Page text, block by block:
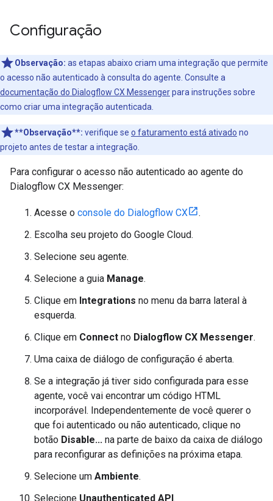
Configuração
Observação: as etapas abaixo criam uma integração que permite
o acesso não autenticado à consulta do agente. Consulte a
documentação do Dialogflow CX Messengerpara instruções sobre
como criar uma integração autenticada.
**Observação**: verifique se o faturamento está ativado no
projeto antes de testar a integração.
Para configurar o acesso não autenticado ao agente do
Dialogflow CX Messenger:
Acesse o console do Dialogflow CX
.
Escolha seu projeto do Google Cloud.
Selecione seu agente.
Selecione a guia Manage.
Clique em Integrations no menu da barra lateral à
esquerda.
Clique em Connect no Dialogflow CX Messenger.
Uma caixa de diálogo de configuração é aberta.
Se a integração já tiver sido configurada para esse
agente, você vai encontrar um código HTML
incorporável. Independentemente de você querer o
que foi autenticado ou não autenticado, clique no
botão Disable... na parte de baixo da caixa de diálogo
para reconfigurar as definições na próxima etapa.
Selecione um Ambiente.
Selecione Unauthenticated API.